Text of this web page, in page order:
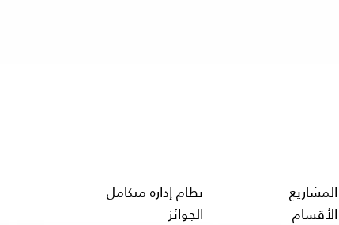
المشاريع
نظام إدارة متكامل
الأقسام
الجوائز